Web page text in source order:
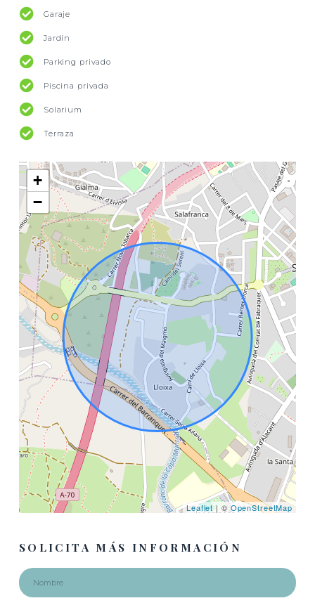
Garaje
Jardín
Parking privado
Piscina privada
Solarium
Terraza
+
−
Leaflet| © OpenStreetMap
SOLICITA MÁS INFORMACIÓN